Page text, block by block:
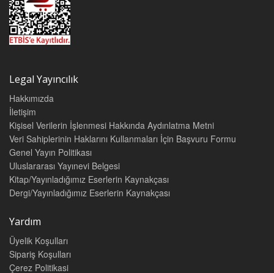
Legal Yayıncılık
Hakkımızda
İletişim
Kişisel Verilerin İşlenmesi Hakkında Aydınlatma Metni
Veri Sahiplerinin Haklarını Kullanmaları İçin Başvuru Formu
Genel Yayın Politikası
Uluslararası Yayınevi Belgesi
Kitap/Yayınladığımız Eserlerin Kaynakçası
Dergi/Yayınladığımız Eserlerin Kaynakçası
Yardım
Üyelik Koşulları
Sipariş Koşulları
Çerez Politikasi